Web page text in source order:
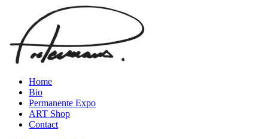
Home
Bio
Permanente Expo
ART Shop
Contact